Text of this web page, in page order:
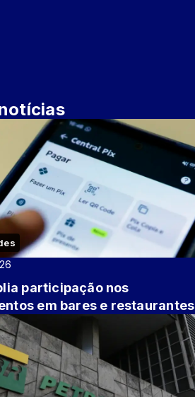
participação nos
em bares e restaurantes